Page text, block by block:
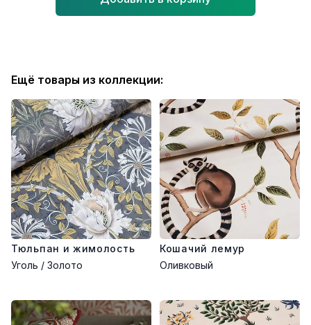
Ещё товары из коллекции:
Тюльпан и жимолость
Уголь / Золото
Кошачий лемур
Оливковый